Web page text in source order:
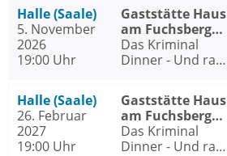
Halle (Saale)
5. November
2026
19:00 Uhr
Gaststätte Haus
am Fuchsberg
Halle (Saale)
Das Kriminal
Dinner - Und raus
Halle (Saale)
26. Februar
2027
19:00 Uhr
Gaststätte Haus
am Fuchsberg
Halle (Saale)
Das Kriminal
Dinner - Und raus